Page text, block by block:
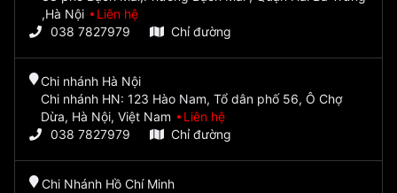
,Hà Nội
Liên hệ
038 7827979
Chỉ đường
Chi nhánh Hà Nội
Chi nhánh HN: 123 Hào Nam, Tổ dân phố 56, Ô Chợ
Dừa, Hà Nội, Việt Nam
Liên hệ
038 7827979
Chỉ đường
Chi Nhánh Hồ Chí Minh